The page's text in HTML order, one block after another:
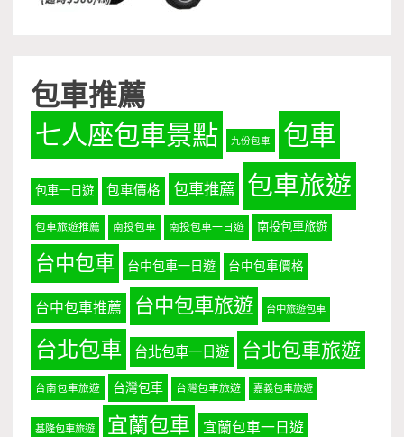
包車推薦
七人座包車景點 九份包車 包車
包車一日遊 包車價格 包車推薦 包車旅遊
包車旅遊推薦 南投包車 南投包車一日遊 南投包車旅遊
台中包車 台中包車一日遊 台中包車價格
台中包車推薦 台中包車旅遊 台中旅遊包車
台北包車 台北包車一日遊 台北包車旅遊
台南包車旅遊 台灣包車 台灣包車旅遊 嘉義包車旅遊
基隆包車旅遊 宜蘭包車 宜蘭包車一日遊